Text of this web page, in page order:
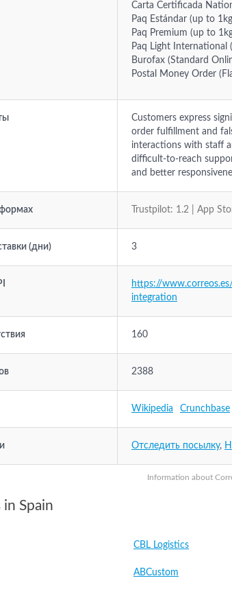
Information about
Carta Certificada
Paq Estándar (up to
Paq Premium (up to
Paq Light International
Burofax (Standard
Postal Money Order
Customers express
order fulfillment and
interactions with staff
difficult-to-reach
and better
Trustpilot: 1.2 | App
(дни) 3
https://
integration
160
2388
Wikipedia Crunchbase
Отследить посылку,
in Spain
CBL Logistics
ABCustom